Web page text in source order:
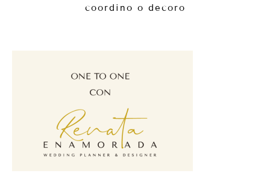
coordino o decoro